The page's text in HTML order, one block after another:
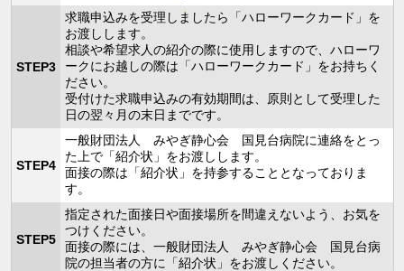
STEP3
求職申込みを受理しましたら「ハローワークカード」を
お渡しします。
相談や希望求人の紹介の際に使用しますので、ハローワ
ークにお越しの際は「ハローワークカード」をお持ちく
ださい。
受付けた求職申込みの有効期間は、原則として受理した
日の翌々月の末日までです。
STEP4
一般財団法人 みやぎ静心会 国見台病院に連絡をとっ
た上で「紹介状」をお渡しします。
面接の際は「紹介状」を持参することとなっておりま
す。
STEP5
指定された面接日や面接場所を間違えないよう、お気を
つけください。
面接の際には、一般財団法人 みやぎ静心会 国見台病
院の担当者の方に「紹介状」をお渡しください。